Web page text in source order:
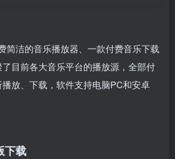
简洁的音乐播放器、一款付费音乐下载
目前各大音乐平台的播放源，全部付
放、下载，软件支持电脑PC和安卓
下载